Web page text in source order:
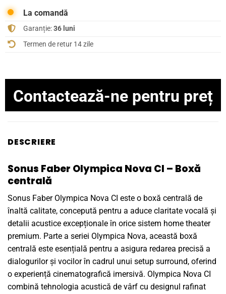
La comandă
Garanție:36 luni
Termen de retur 14 zile
Contactează-ne pentru preț
DESCRIERE
Sonus Faber Olympica Nova CI – Boxă
centrală
Sonus Faber Olympica Nova CI este o boxă centrală de
înaltă calitate, concepută pentru a aduce claritate vocală și
detalii acustice excepționale în orice sistem home theater
premium. Parte a seriei Olympica Nova, această boxă
centrală este esențială pentru a asigura redarea precisă a
dialogurilor și vocilor în cadrul unui setup surround, oferind
o experiență cinematografică imersivă. Olympica Nova CI
combină tehnologia acustică de vârf cu designul rafinat